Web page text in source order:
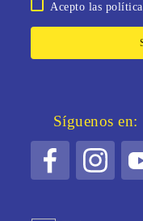
Acepto las
Síguenos en: